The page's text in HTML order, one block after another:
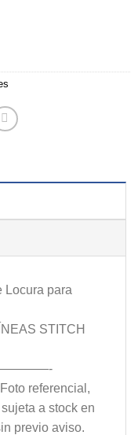
Locura para
STITCH
referencial,
a stock en
previo aviso.